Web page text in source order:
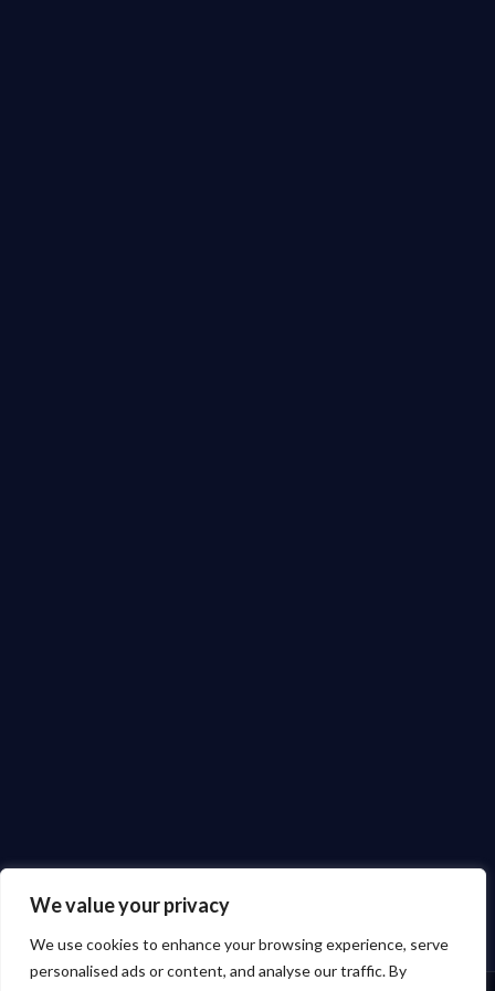
We value your privacy
We use cookies to enhance your browsing experience, serve
personalised ads or content, and analyse our traffic. By